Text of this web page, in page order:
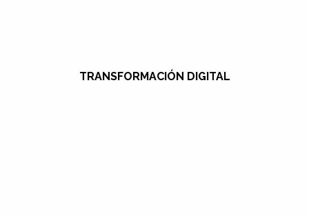
TRANSFORMACIÓN DIGITAL